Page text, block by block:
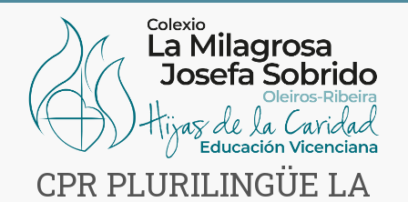
contenido
CPR PLURILINGÜE LA